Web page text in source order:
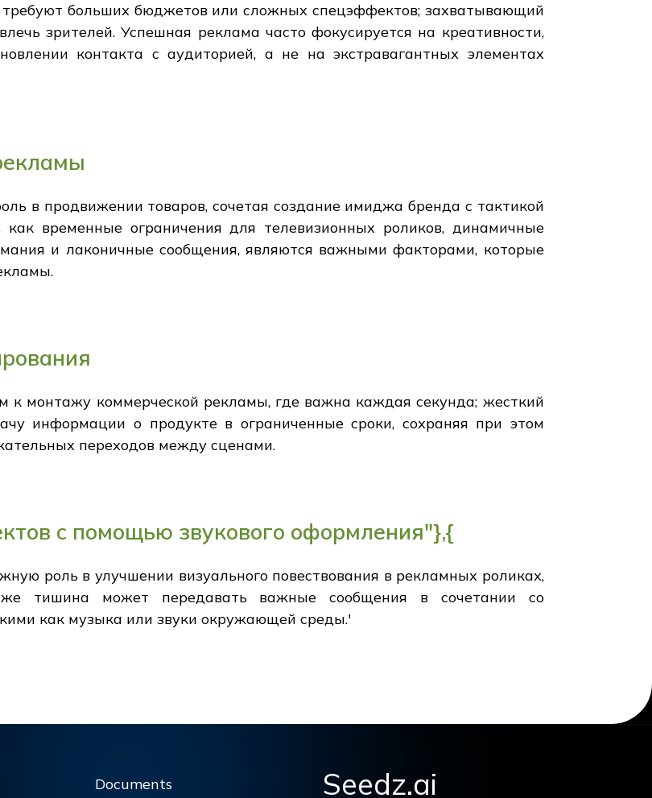
больших бюджетов или сложных спецэффектов; захватывающий
зрителей. Успешная реклама часто фокусируется на креативности,
контакта с аудиторией, а не на экстравагантных элементах
в продвижении товаров, сочетая создание имиджа бренда с тактикой
временные ограничения для телевизионных роликов, динамичные
и лаконичные сообщения, являются важными факторами, которые
монтажу коммерческой рекламы, где важна каждая секунда; жесткий
информации о продукте в ограниченные сроки, сохраняя при этом
переходов между сценами.
с помощью звукового оформления"},{
роль в улучшении визуального повествования в рекламных роликах,
тишина может передавать важные сообщения в сочетании со
как музыка или звуки окружающей среды.'
Documents Seedz.ai